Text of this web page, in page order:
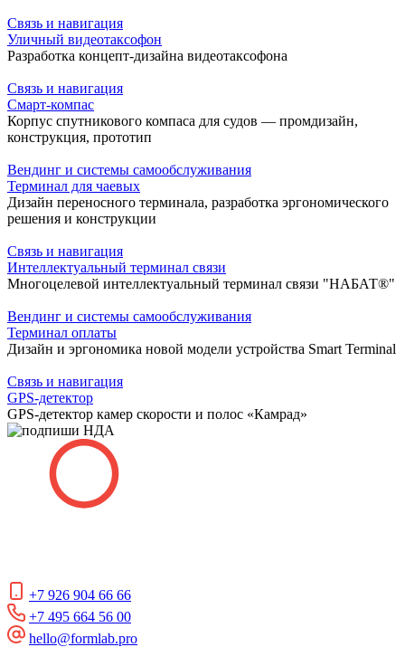
Связь и навигация
Уличный видеотаксофон
Разработка концепт-дизайна видеотаксофона
Связь и навигация
Смарт-компас
Корпус спутникового компаса для судов — промдизайн,
конструкция, прототип
Вендинг и системы самообслуживания
Терминал для чаевых
Дизайн переносного терминала, разработка эргономического
решения и конструкции
Связь и навигация
Интеллектуальный терминал связи
Многоцелевой интеллектуальный терминал связи "НАБАТ®"
Вендинг и системы самообслуживания
Терминал оплаты
Дизайн и эргономика новой модели устройства Smart Terminal
Связь и навигация
GPS-детектор
GPS-детектор камер скорости и полос «Камрад»
+7 926 904 66 66
+7 495 664 56 00
hello@formlab.pro